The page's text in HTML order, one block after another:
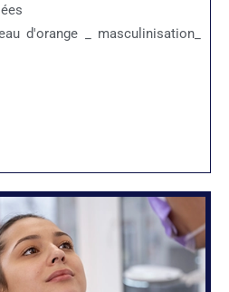
d'orange _ masculinisation_